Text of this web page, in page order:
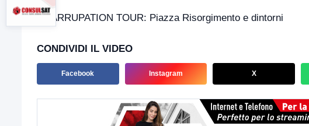
SGARRUPATION TOUR: Piazza Risorgimento e dintorni
CONDIVIDI IL VIDEO
Facebook Instagram X